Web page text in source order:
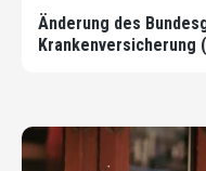
Änderung des
Krankenversicherung